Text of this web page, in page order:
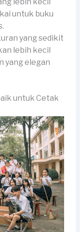
lebih kecil
untuk buku
yang sedikit
lebih kecil
yang elegan
untuk Cetak